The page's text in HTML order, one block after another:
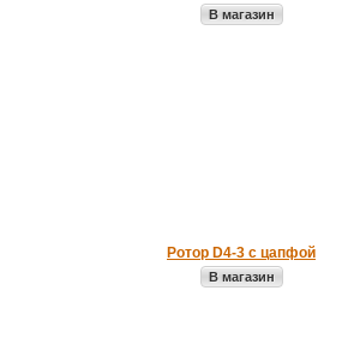
В магазин
Ротор D4-3 с цапфой
В магазин